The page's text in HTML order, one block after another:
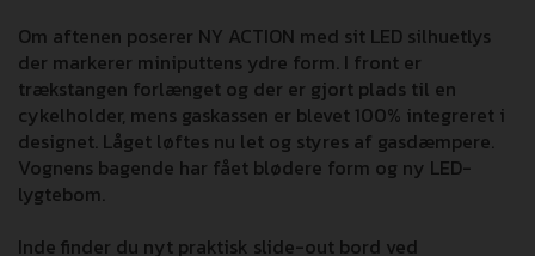
Om aftenen poserer NY ACTION med sit LED silhuetlys
der markerer miniputtens ydre form. I front er
trækstangen forlænget og der er gjort plads til en
cykelholder, mens gaskassen er blevet 100% integreret i
designet. Låget løftes nu let og styres af gasdæmpere.
Vognens bagende har fået blødere form og ny LED-
lygtebom.
Inde finder du nyt praktisk slide-out bord ved